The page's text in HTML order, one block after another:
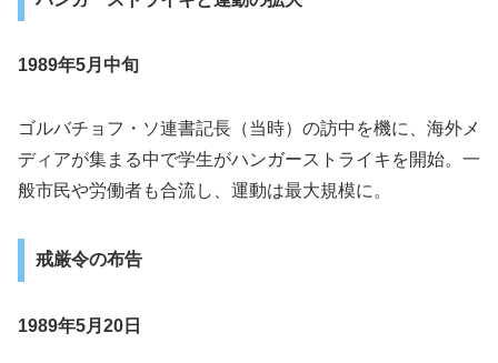
1989年5月中旬
ゴルバチョフ・ソ連書記長（当時）の訪中を機に、海外メ
ディアが集まる中で学生がハンガーストライキを開始。一
般市民や労働者も合流し、運動は最大規模に。
戒厳令の布告
1989年5月20日